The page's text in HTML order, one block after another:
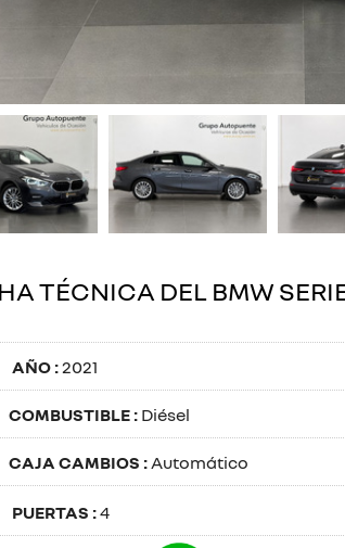
TÉCNICA DEL BMW
AÑO :2021
COMBUSTIBLE : Diésel
CAJA CAMBIOS :Automático
PUERTAS :4